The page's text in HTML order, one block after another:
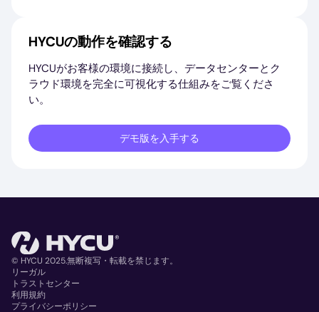
HYCUの動作を確認する
HYCUがお客様の環境に接続し、データセンターとク
ラウド環境を完全に可視化する仕組みをご覧くださ
い。
デモ版を入手する
Copyright
© HYCU 2025.無断複写・転載を禁じます。
リーガル
トラストセンター
利用規約
プライバシーポリシー